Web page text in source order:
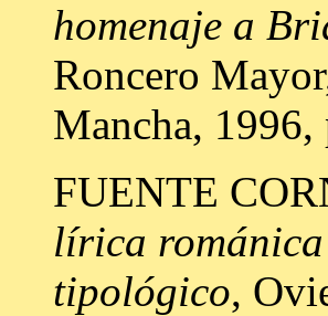
homenaje a
Roncero
Mancha,
FUENTE
lírica
tipológico,